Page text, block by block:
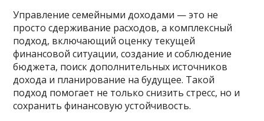
Управление семейными доходами — это не
просто сдерживание расходов, а комплексный
подход, включающий оценку текущей
финансовой ситуации, создание и соблюдение
бюджета, поиск дополнительных источников
дохода и планирование на будущее. Такой
подход помогает не только снизить стресс, но и
сохранить финансовую устойчивость.